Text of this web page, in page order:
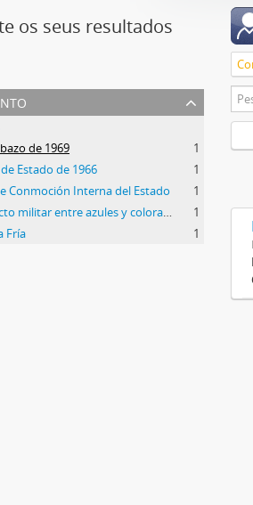
os seus resultados
de 1969
1
Estado de 1966
1
Conmoción Interna del Estado
1
1
Fría
1